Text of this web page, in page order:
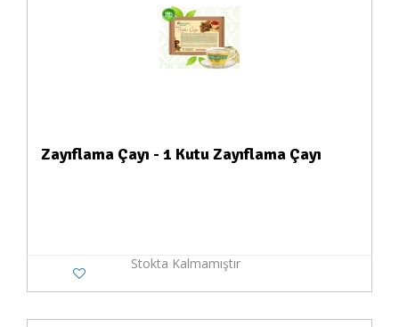
Zayıflama Çayı - 1 Kutu Zayıflama Çayı
Stokta Kalmamıştır